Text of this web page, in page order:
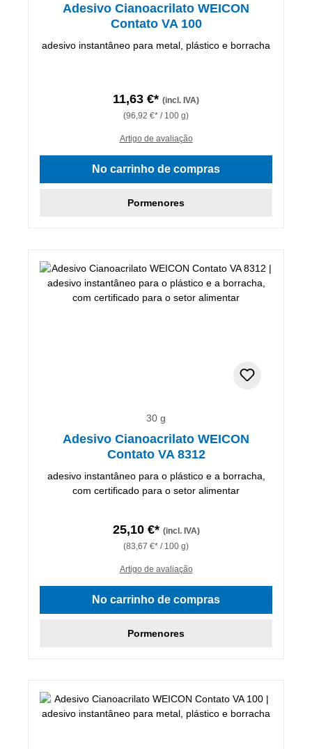
Adesivo Cianoacrilato WEICON
Contato VA 100
adesivo instantâneo para metal, plástico e borracha
11,63 €* (incl. IVA)
(96,92 €* / 100 g)
Artigo de avaliação
No carrinho de compras
Pormenores
30 g
Adesivo Cianoacrilato WEICON
Contato VA 8312
adesivo instantâneo para o plástico e a borracha,
com certificado para o setor alimentar
25,10 €* (incl. IVA)
(83,67 €* / 100 g)
Artigo de avaliação
No carrinho de compras
Pormenores